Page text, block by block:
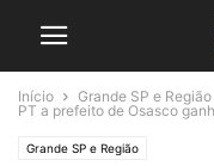
Início Grande SP e Região
PT a prefeito de Osasco
Grande SP e Região